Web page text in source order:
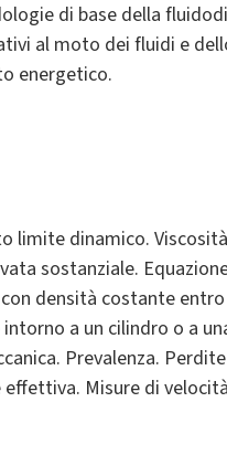
di base della
al moto dei fluidi e
energetico.
dinamico.
sostanziale.
densità costante
a un cilindro o a
Prevalenza.
Misure di